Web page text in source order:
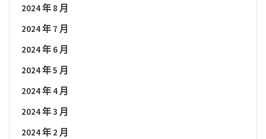
2024 年 8 月
2024 年 7 月
2024 年 6 月
2024 年 5 月
2024 年 4 月
2024 年 3 月
2024 年 2 月